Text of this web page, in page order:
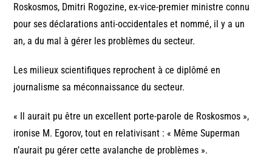
Roskosmos, Dmitri Rogozine, ex-vice-premier ministre connu
pour ses déclarations anti-occidentales et nommé, il y a un
an, a du mal à gérer les problèmes du secteur.
Les milieux scientifiques reprochent à ce diplômé en
journalisme sa méconnaissance du secteur.
« Il aurait pu être un excellent porte-parole de Roskosmos »,
ironise M. Egorov, tout en relativisant : « Même Superman
n’aurait pu gérer cette avalanche de problèmes ».